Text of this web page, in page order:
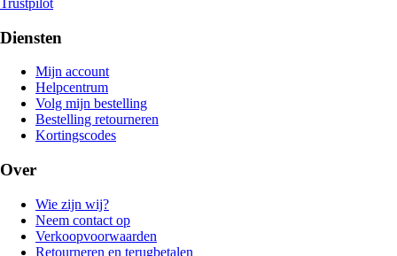
Trustpilot
Diensten
Mijn account
Helpcentrum
Volg mijn bestelling
Bestelling retourneren
Kortingscodes
Over
Wie zijn wij?
Neem contact op
Verkoopvoorwaarden
Retourneren en terugbetalen